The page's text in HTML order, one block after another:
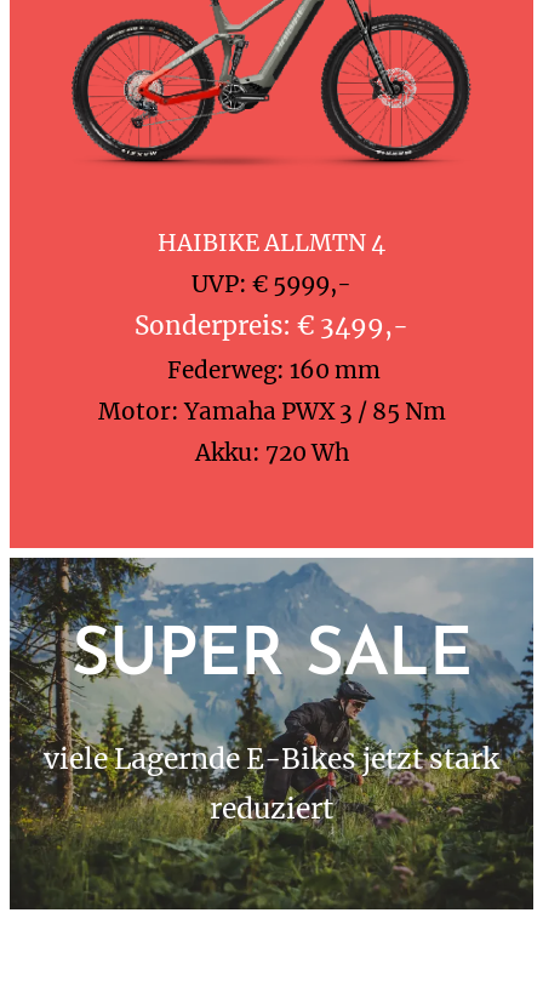
HAIBIKE ALLMTN 4
UVP: € 5999,-
Sonderpreis: € 3499,-
Federweg: 160 mm
Motor: Yamaha PWX 3 / 85 Nm
Akku: 720 Wh
SUPER SALE
viele Lagernde E-Bikes jetzt stark
reduziert